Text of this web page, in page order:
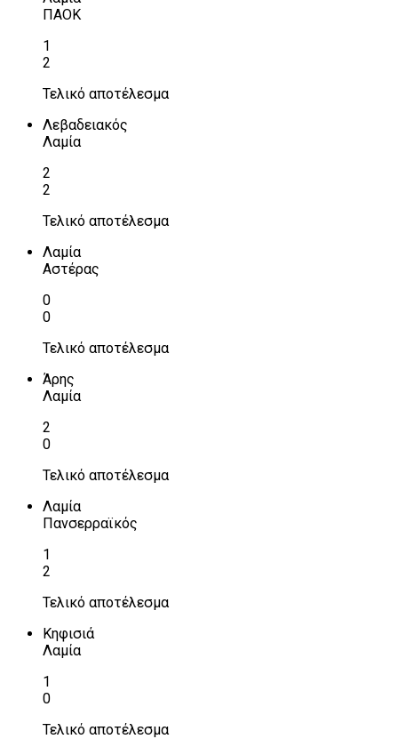
ΠΑΟΚ
1
2
Τελικό αποτέλεσμα
Λεβαδειακός
Λαμία
2
2
Τελικό αποτέλεσμα
Λαμία
Αστέρας
0
0
Τελικό αποτέλεσμα
Άρης
Λαμία
2
0
Τελικό αποτέλεσμα
Λαμία
Πανσερραϊκός
1
2
Τελικό αποτέλεσμα
Κηφισιά
Λαμία
1
0
Τελικό αποτέλεσμα